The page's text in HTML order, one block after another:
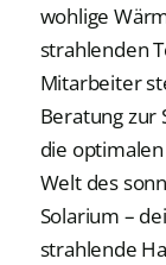
wohlige
strahlenden
Mitarbeiter
Beratung zur
die
Welt des
Solarium –
strahlende